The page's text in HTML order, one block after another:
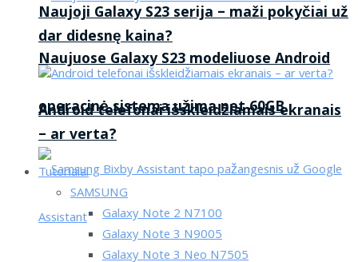
Naujuose Galaxy S23 modeliuose Android
operacinė sistema užima net 60GB
Naujoji Galaxy S23 serija – maži pokyčiai už
dar didesnę kaina?
Android telefonai išskleidžiamais ekranais
– ar verta?
Tutorialai
SAMSUNG
Galaxy Note 2 N7100
Galaxy Note 3 N9005
Galaxy Note 3 Neo N7505